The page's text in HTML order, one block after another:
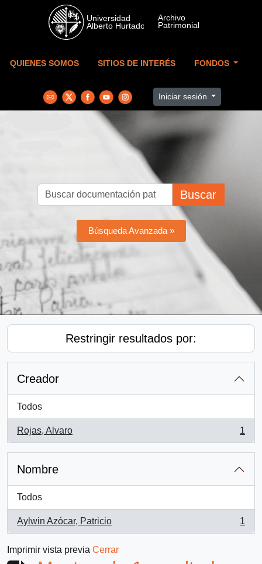
Skip to main content
QUIENES SOMOS SITIOS DE INTERÉS FONDOS
Iniciar sesión
Buscar
Búsqueda Avanzada »
Restringir resultados por:
Creador
Todos
Rojas, Alvaro
, 1 resultados
1
Nombre
Todos
Aylwin Azócar, Patricio
, 1 resultados
1
Imprimir vista previa Cerrar